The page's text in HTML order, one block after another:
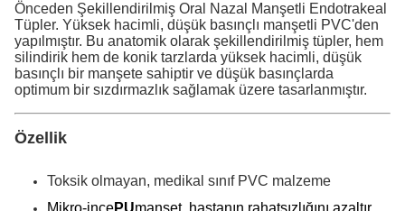
Önceden Şekillendirilmiş Oral Nazal Manşetli Endotrakeal
Tüpler. Yüksek hacimli, düşük basınçlı manşetli PVC'den
yapılmıştır. Bu anatomik olarak şekillendirilmiş tüpler, hem
silindirik hem de konik tarzlarda yüksek hacimli, düşük
basınçlı bir manşete sahiptir ve düşük basınçlarda
optimum bir sızdırmazlık sağlamak üzere tasarlanmıştır.
Özellik
Toksik olmayan, medikal sınıf PVC malzeme
Mikro-incePUmanşet, hastanın rahatsızlığını azaltır,